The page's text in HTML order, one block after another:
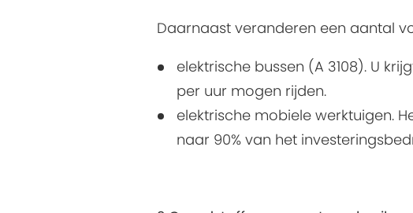
Daarnaast veranderen een aantal
elektrische bussen (A 3108). U
per uur mogen rijden.
elektrische mobiele werktuigen.
naar 90% van het